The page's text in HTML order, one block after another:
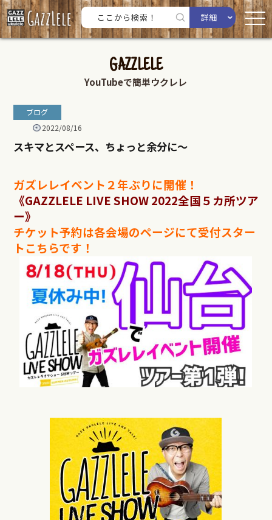
詳細
GAZZLELE
YouTubeで簡単ウクレレ
ブログ
2022/08/16
スキマとスペース、ちょっと余分に〜
ガズレレイベント２年ぶりに開催！
《GAZZLELE LIVE SHOW 2022全国５カ所ツア
ー》
チケット予約は各会場のページにて受付スター
トこちらです！